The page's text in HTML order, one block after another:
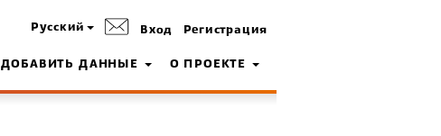
Русский Вход Регистрация
ДОБАВИТЬ ДАННЫЕ О ПРОЕКТЕ